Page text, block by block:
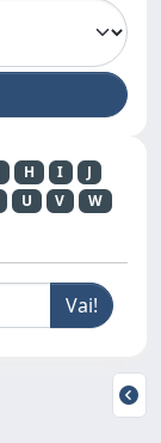
H I
J
U V
W